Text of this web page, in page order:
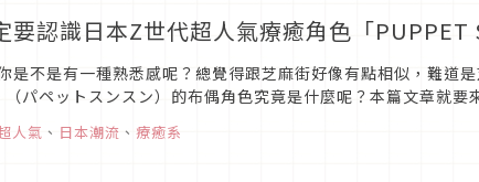
認識日本Z世代超人氣療癒角色「PUPPET
是不是有一種熟悉感呢？總覺得跟芝麻街好像有點相似，難道
パペットスンスン）的布偶角色究竟是什麼呢？本篇文章就要
人氣 、 日本潮流 、 療癒系